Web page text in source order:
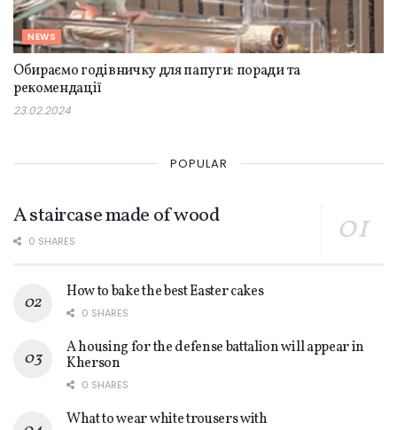
NEWS
Обираємо годівничку для папуги: поради та
рекомендації
23.02.2024
POPULAR
A staircase made of wood
0 SHARES
How to bake the best Easter cakes
0 SHARES
A housing for the defense battalion will appear in
Kherson
0 SHARES
What to wear white trousers with